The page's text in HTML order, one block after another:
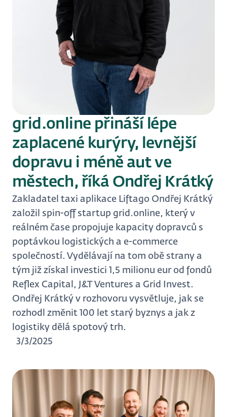
grid.online přináší lépe
zaplacené kurýry, levnější
dopravu i méně aut ve
městech, říká Ondřej Krátký
Zakladatel taxi aplikace Liftago Ondřej Krátký
založil spin-off startup grid.online, který v
reálném čase propojuje kapacity dopravců s
poptávkou logistických a e-commerce
společností. Vydělávají na tom obě strany a
tým již získal investici 1,5 milionu eur od fondů
Reflex Capital, J&T Ventures a Grid Invest.
Ondřej Krátký v rozhovoru vysvětluje, jak se
rozhodl změnit 100 let starý byznys a jak z
logistiky dělá spotový trh.
3/3/2025